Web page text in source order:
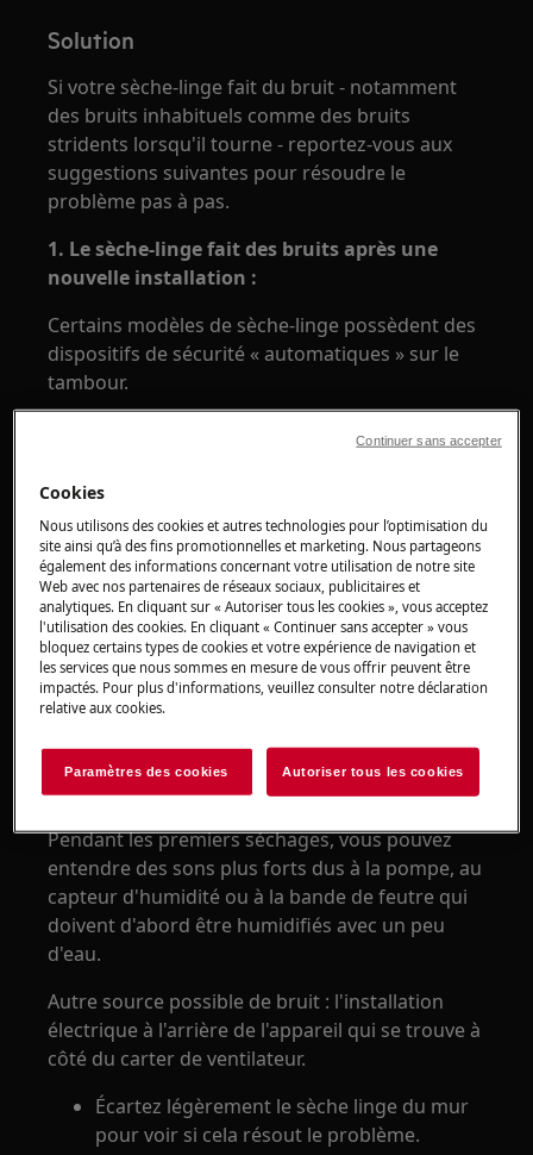
Solution
Si votre sèche-linge fait du bruit - notamment
des bruits inhabituels comme des bruits
stridents lorsqu'il tourne - reportez-vous aux
suggestions suivantes pour résoudre le
problème pas à pas.
1. Le sèche-linge fait des bruits après une
nouvelle installation :
Certains modèles de sèche-linge possèdent des
dispositifs de sécurité « automatiques » sur le
tambour.
Lorsque vous mettez votre sèche-linge en
vous entendez un coup indiquant que les
dispositifs de sécurité ont été débloqués.
Ceci est parfaitement normal et ne
constitue pas un dysfonctionnement de
l'appareil.
Il y a également habituellement une cale
de transport à retirer manuellement au
niveau de l'ouverture du hublot.
à la main le tambour d'un appareil neuf qui n'a
pas été mis en fonctionnement.
Pendant les premiers séchages, vous pouvez
entendre des sons plus forts dus à la pompe, au
capteur d'humidité ou à la bande de feutre qui
doivent d'abord être humidifiés avec un peu
d'eau.
Autre source possible de bruit : l'installation
électrique à l'arrière de l'appareil qui se trouve à
côté du carter de ventilateur.
Écartez légèrement le sèche linge du mur
pour voir si cela résout le problème.
Cookies
Nous utilisons des cookies et autres technologies pour l’optimisation du
site ainsi qu’à des fins promotionnelles et marketing. Nous partageons
également des informations concernant votre utilisation de notre site
Web avec nos partenaires de réseaux sociaux, publicitaires et
analytiques. En cliquant sur « Autoriser tous les cookies », vous acceptez
l'utilisation des cookies. En cliquant « Continuer sans accepter » vous
bloquez certains types de cookies et votre expérience de navigation et
les services que nous sommes en mesure de vous offrir peuvent être
impactés. Pour plus d'informations, veuillez consulter notre déclaration
relative aux cookies.
Paramètres des cookies Autoriser tous les cookies
Continuer sans accepter